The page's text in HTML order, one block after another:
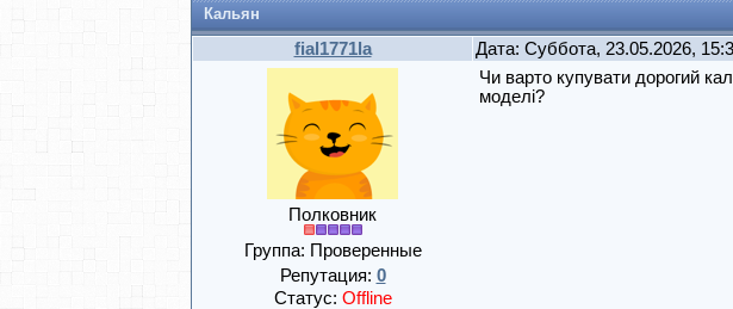
Кальян
fial1771la Дата: Суббота, 23.05.2026,
Полковник
Группа: Проверенные
Репутация: 0
Статус: Offline
Чи варто купувати дорогий
моделі?